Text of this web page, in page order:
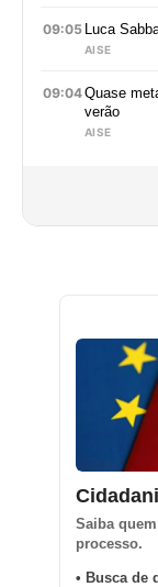
09:05 Luca
AISE
09:04Quase
verão
AISE
Saiba
processo.
• Busca de